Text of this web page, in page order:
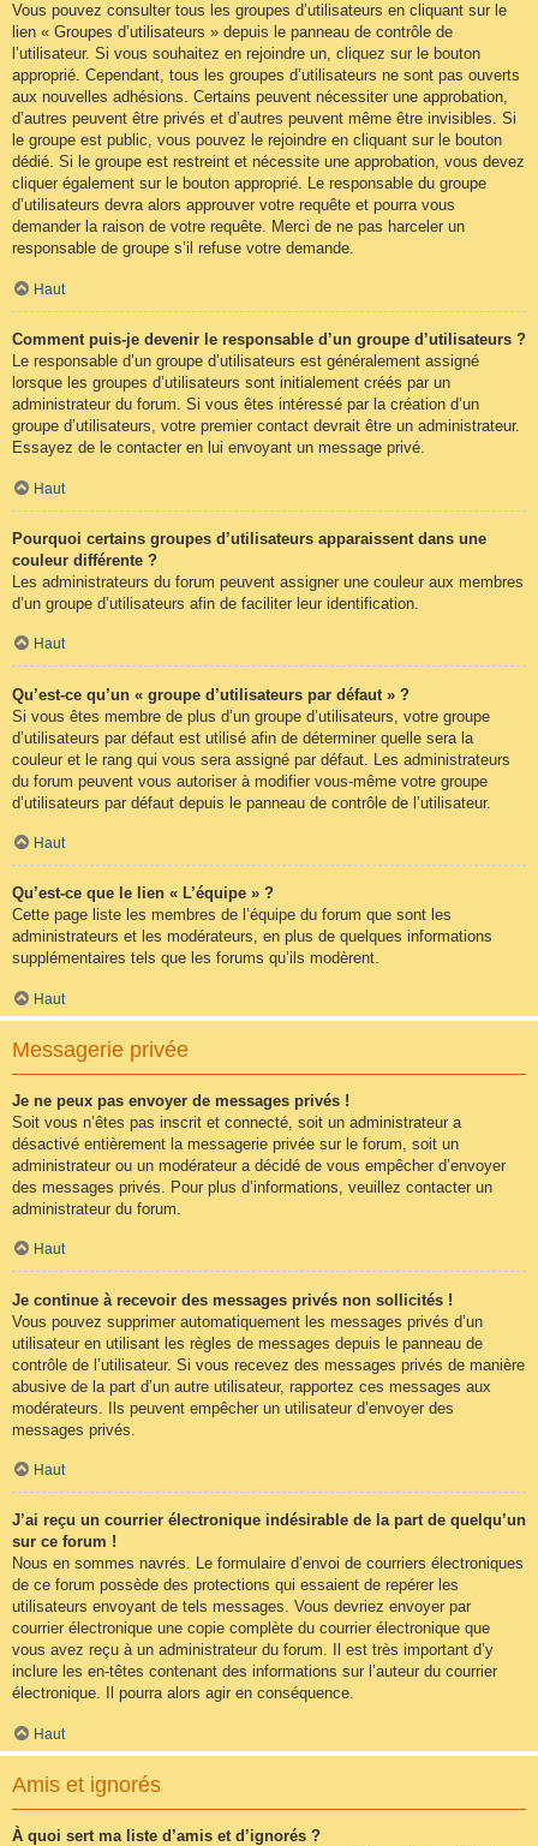
Vous pouvez consulter tous les groupes d’utilisateurs en cliquant sur le
lien « Groupes d’utilisateurs » depuis le panneau de contrôle de
l’utilisateur. Si vous souhaitez en rejoindre un, cliquez sur le bouton
approprié. Cependant, tous les groupes d’utilisateurs ne sont pas ouverts
aux nouvelles adhésions. Certains peuvent nécessiter une approbation,
d’autres peuvent être privés et d’autres peuvent même être invisibles. Si
le groupe est public, vous pouvez le rejoindre en cliquant sur le bouton
dédié. Si le groupe est restreint et nécessite une approbation, vous devez
cliquer également sur le bouton approprié. Le responsable du groupe
d’utilisateurs devra alors approuver votre requête et pourra vous
demander la raison de votre requête. Merci de ne pas harceler un
responsable de groupe s’il refuse votre demande.
Haut
Comment puis-je devenir le responsable d’un groupe d’utilisateurs ?
Le responsable d’un groupe d’utilisateurs est généralement assigné
lorsque les groupes d’utilisateurs sont initialement créés par un
administrateur du forum. Si vous êtes intéressé par la création d’un
groupe d’utilisateurs, votre premier contact devrait être un administrateur.
Essayez de le contacter en lui envoyant un message privé.
Haut
Pourquoi certains groupes d’utilisateurs apparaissent dans une
couleur différente ?
Les administrateurs du forum peuvent assigner une couleur aux membres
d’un groupe d’utilisateurs afin de faciliter leur identification.
Haut
Qu’est-ce qu’un « groupe d’utilisateurs par défaut » ?
Si vous êtes membre de plus d’un groupe d’utilisateurs, votre groupe
d’utilisateurs par défaut est utilisé afin de déterminer quelle sera la
couleur et le rang qui vous sera assigné par défaut. Les administrateurs
du forum peuvent vous autoriser à modifier vous-même votre groupe
d’utilisateurs par défaut depuis le panneau de contrôle de l’utilisateur.
Haut
Qu’est-ce que le lien « L’équipe » ?
Cette page liste les membres de l’équipe du forum que sont les
administrateurs et les modérateurs, en plus de quelques informations
supplémentaires tels que les forums qu’ils modèrent.
Haut
Messagerie privée
Je ne peux pas envoyer de messages privés !
Soit vous n’êtes pas inscrit et connecté, soit un administrateur a
désactivé entièrement la messagerie privée sur le forum, soit un
administrateur ou un modérateur a décidé de vous empêcher d’envoyer
des messages privés. Pour plus d’informations, veuillez contacter un
administrateur du forum.
Haut
Je continue à recevoir des messages privés non sollicités !
Vous pouvez supprimer automatiquement les messages privés d’un
utilisateur en utilisant les règles de messages depuis le panneau de
contrôle de l’utilisateur. Si vous recevez des messages privés de manière
abusive de la part d’un autre utilisateur, rapportez ces messages aux
modérateurs. Ils peuvent empêcher un utilisateur d’envoyer des
messages privés.
Haut
J’ai reçu un courrier électronique indésirable de la part de quelqu’un
sur ce forum !
Nous en sommes navrés. Le formulaire d’envoi de courriers électroniques
de ce forum possède des protections qui essaient de repérer les
utilisateurs envoyant de tels messages. Vous devriez envoyer par
courrier électronique une copie complète du courrier électronique que
vous avez reçu à un administrateur du forum. Il est très important d’y
inclure les en-têtes contenant des informations sur l’auteur du courrier
électronique. Il pourra alors agir en conséquence.
Haut
Amis et ignorés
À quoi sert ma liste d’amis et d’ignorés ?